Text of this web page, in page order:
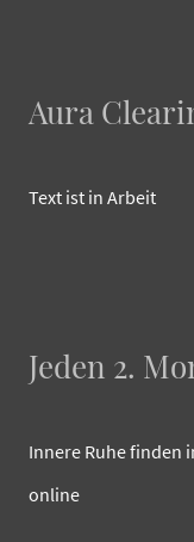
Aura
Text ist in Arbeit
Jeden 2.
Innere Ruhe finden
online